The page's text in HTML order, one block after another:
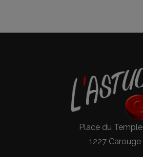
Place du Temple
1227 Carouge